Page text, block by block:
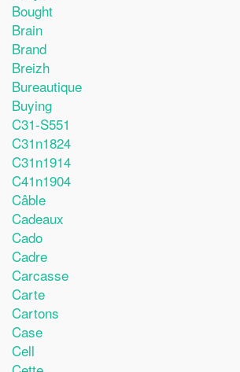
Bought
Brain
Brand
Breizh
Bureautique
Buying
C31-S551
C31n1824
C31n1914
C41n1904
Câble
Cadeaux
Cado
Cadre
Carcasse
Carte
Cartons
Case
Cell